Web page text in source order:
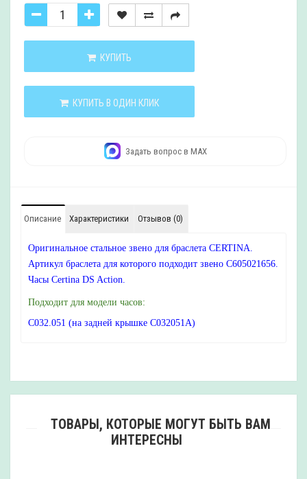
КУПИТЬ
КУПИТЬ В ОДИН КЛИК
Задать вопрос в MAX
Описание Характеристики Отзывов (0)
Оригинальное стальное звено для браслета CERTINA.
Артикул браслета для которого подходит звено C605021656.
Часы Certina DS Action.
Подходит для модели часов:
C032.051 (на задней крышке C032051A)
ТОВАРЫ, КОТОРЫЕ МОГУТ БЫТЬ ВАМ
ИНТЕРЕСНЫ